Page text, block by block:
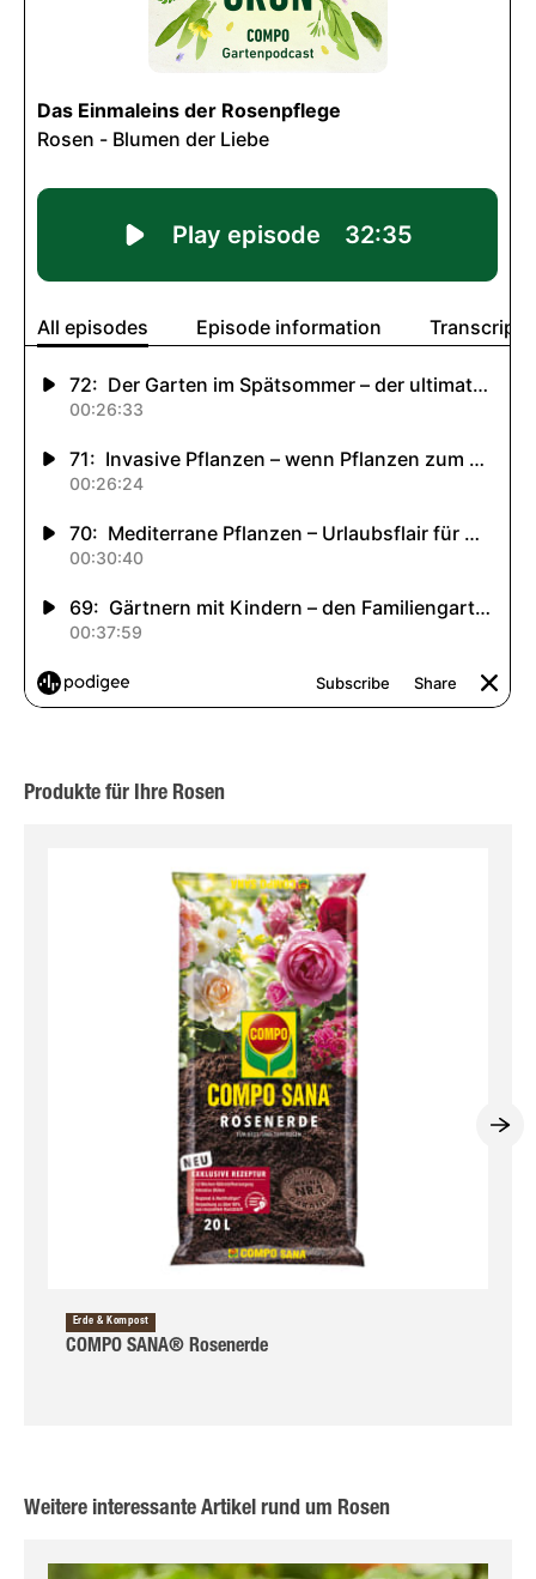
Produkte für Ihre Rosen
Erde & Kompost
COMPO SANA® Rosenerde
Weitere interessante Artikel rund um Rosen